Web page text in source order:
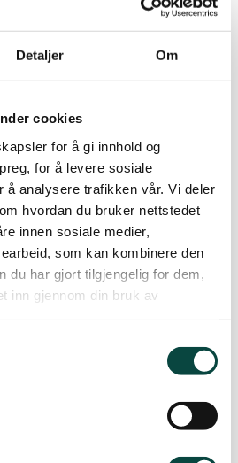
Detaljer Om
cookies
for å gi innhold og
for å levere sosiale
å analysere trafikken vår. Vi deler
hvordan du bruker nettstedet
innen sosiale medier,
som kan kombinere den
du har gjort tilgjengelig for dem,
inn gjennom din bruk av
KLESBYTTEDAG I
22. april, sammen med
i deres lokale Frivillighetens hus.
Arrangement
klesbytte
09.05.2023
klesbyttedagen 2022
fra lokallaget
i Vest-Finnmark, som